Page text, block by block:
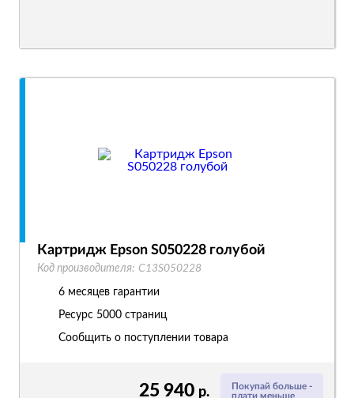
Покупай больше -
плати меньше
25 940 р.
Картридж Epson S050228 голубой
Код производителя: C13S050228
6 месяцев гарантии
Ресурс 5000 страниц
Сообщить о поступлении товара